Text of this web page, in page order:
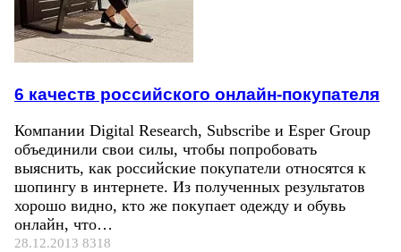
6 качеств российского онлайн-покупателя
Компании Digital Research, Subscribe и Esper Group
объединили свои силы, чтобы попробовать
выяснить, как российские покупатели относятся к
шопингу в интернете. Из полученных результатов
хорошо видно, кто же покупает одежду и обувь
онлайн, что…
28.12.2013 8318